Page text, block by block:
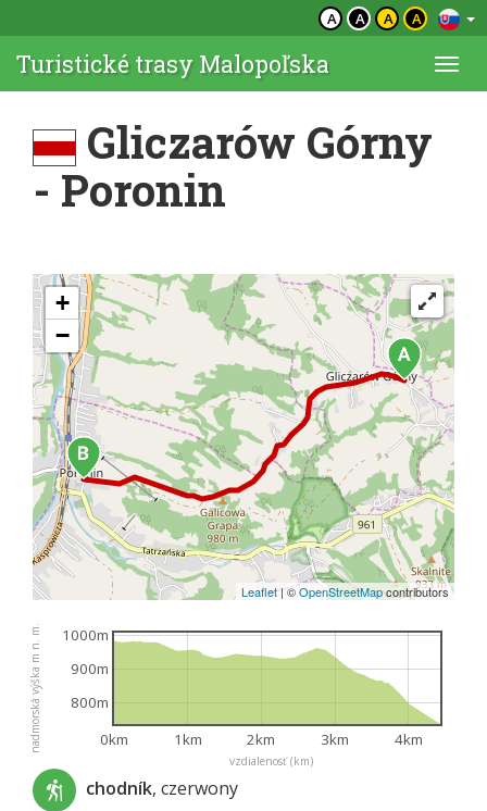
A A A A
Turistické trasy Malopoľska
Gliczarów Górny
- Poronin
+
−
Leaflet|©OpenStreetMapcontributors
vzdialenosť (km)
nadmorská výška m n. m. 0km 1km 2km 3km 4km
800m
900m
1000m
chodník, czerwony